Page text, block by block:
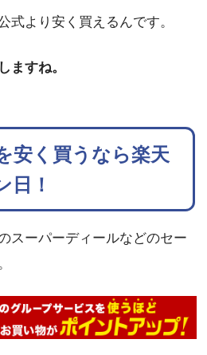
式より安く買えるんです。
ますね。
安く買うなら楽天
日！
スーパーディールなどのセー